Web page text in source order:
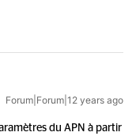
Forum|Forum|12 years ago
du APN à partir